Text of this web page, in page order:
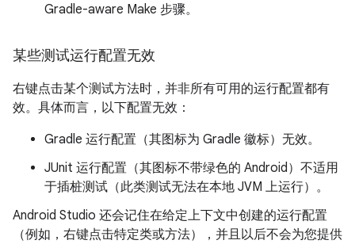
Gradle-aware Make 步骤。
某些测试运行配置无效
右键点击某个测试方法时，并非所有可用的运行配置都有
效。具体而言，以下配置无效：
Gradle 运行配置（其图标为 Gradle 徽标）无效。
JUnit 运行配置（其图标不带绿色的 Android）不适用
于插桩测试（此类测试无法在本地 JVM 上运行）。
Android Studio 还会记住在给定上下文中创建的运行配置
（例如，右键点击特定类或方法），并且以后不会为您提供